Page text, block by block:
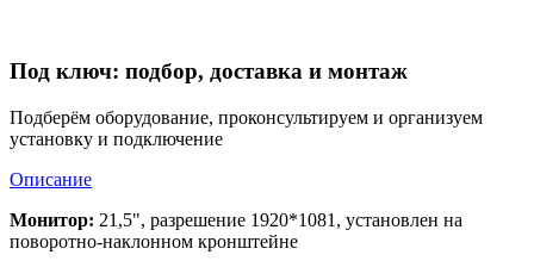
Под ключ: подбор, доставка и монтаж
Подберём оборудование, проконсультируем и организуем
установку и подключение
Описание
Монитор: 21,5", разрешение 1920*1081, установлен на
поворотно-наклонном кронштейне